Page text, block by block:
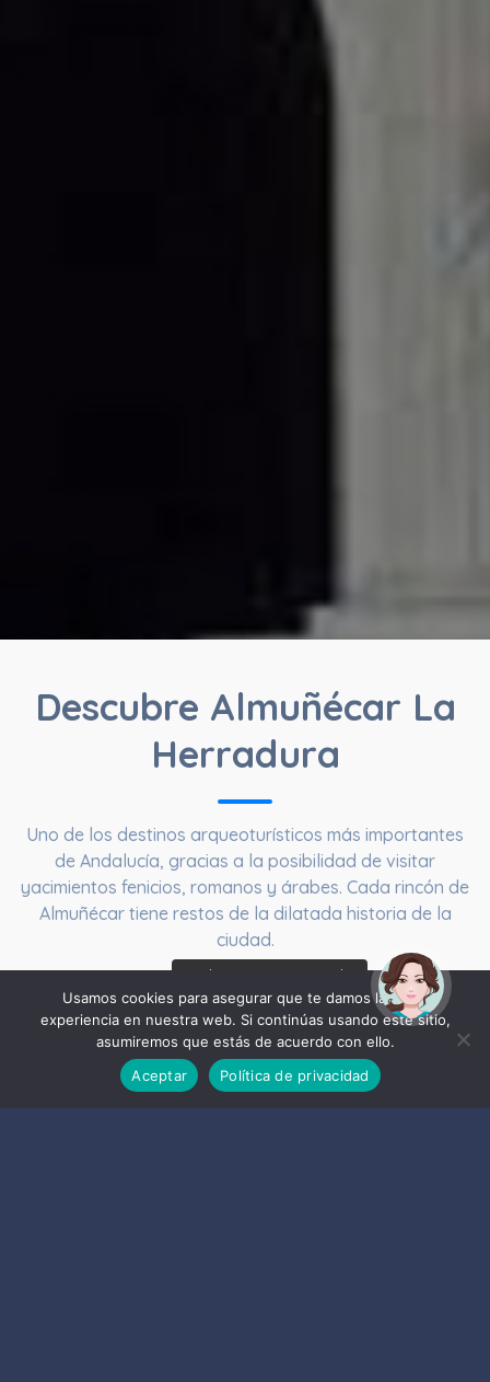
Descubre Almuñécar La
Herradura
Uno de los destinos arqueoturísticos más importantes
de Andalucía, gracias a la posibilidad de visitar
yacimientos fenicios, romanos y árabes. Cada rincón de
Almuñécar tiene restos de la dilatada historia de la
ciudad.
Usamos cookies para asegurar que te damos la mejor
experiencia en nuestra web. Si continúas usando este sitio,
asumiremos que estás de acuerdo con ello.
Aceptar
Política de privacidad
¡Hola! Soy Noy. ¿Puedo
ayudarte?